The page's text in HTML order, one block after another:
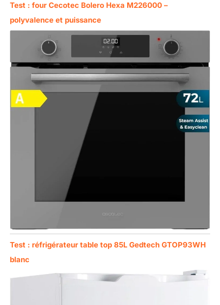
Test : four Cecotec Bolero Hexa M226000 –
polyvalence et puissance
Test : réfrigérateur table top 85L Gedtech GTOP93WH
blanc